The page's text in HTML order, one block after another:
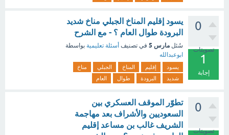
0
تصويتات
1
إجابة
يسود إقليم المناخ الجبلي مناخ شديد
البرودة طوال العام ؟ - مع الشرح
سُئل مارس 5 في تصنيف أسئلة تعليمية بواسطة
ابوعبدالله
يسود إقليم المناخ الجبلي
مناخ
شديد
البرودة طوال العام
0
تصويتات
تطوّر الموقف العسكري بين
السعوديين والأشراف بعد مهاجمة
الشريف غالب بن مساعد إقليم